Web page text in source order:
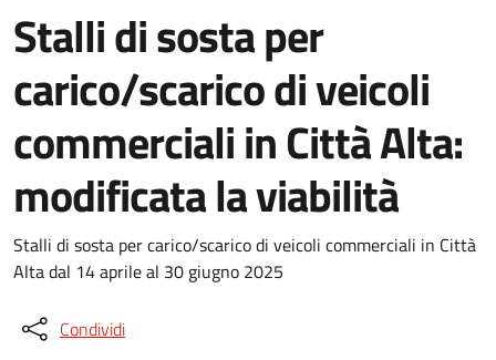
Stalli di sosta per
carico/scarico di veicoli
commerciali in Città Alta:
modificata la viabilità
Stalli di sosta per carico/scarico di veicoli commerciali in Città
Alta dal 14 aprile al 30 giugno 2025
Condividi